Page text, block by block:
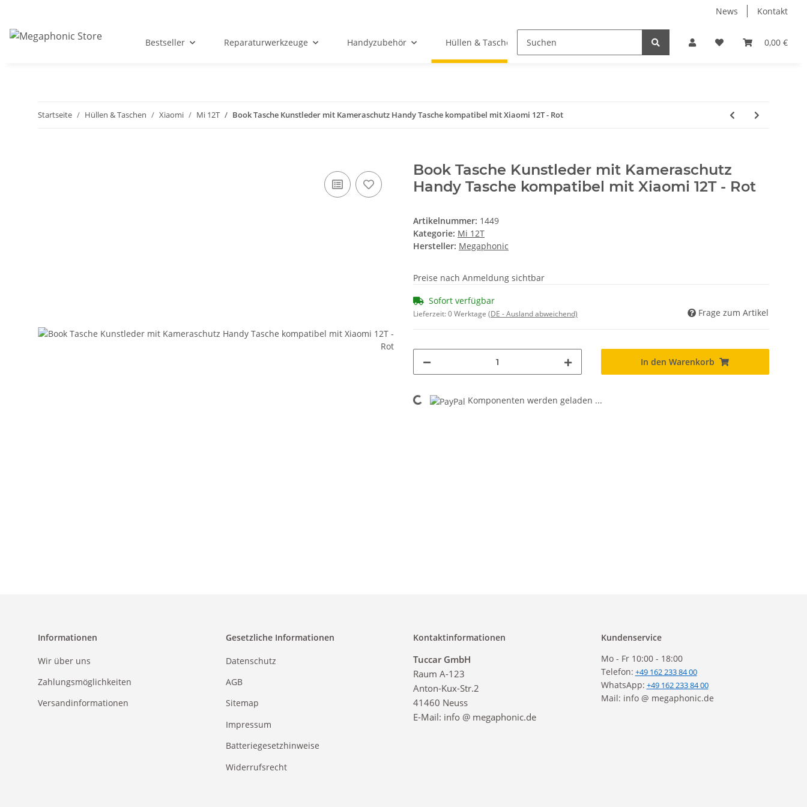
News Kontakt
0,00 €
Bestseller Reparaturwerkzeuge Handyzubehör Hüllen & Taschen Displayschutzfolien Elektronische Geräte
Startseite Hüllen & Taschen Xiaomi Mi 12T Book Tasche Kunstleder mit Kameraschutz Handy Tasche kompatibel mit Xiaomi 12T - Rot
Book Tasche Kunstleder mit Kameraschutz
Handy Tasche kompatibel mit Xiaomi 12T - Rot
Artikelnummer: 1449
Kategorie: Mi 12T
Hersteller: Megaphonic
Preise nach Anmeldung sichtbar
Sofort verfügbar
Lieferzeit:0 Werktage (DE - Ausland abweichend) Frage zum Artikel
In den Warenkorb
Loading... Komponenten werden geladen ...
Informationen
Wir über uns
Zahlungsmöglichkeiten
Versandinformationen
Gesetzliche Informationen
Datenschutz
AGB
Sitemap
Impressum
Batteriegesetzhinweise
Widerrufsrecht
Kontaktinformationen
Tuccar GmbH
Raum A-123
Anton-Kux-Str.2
41460 Neuss
E-Mail: info @ megaphonic.de
Kundenservice
Mo - Fr 10:00 - 18:00
Telefon: +49 162 233 84 00
WhatsApp: +49 162 233 84 00
Mail: info @ megaphonic.de